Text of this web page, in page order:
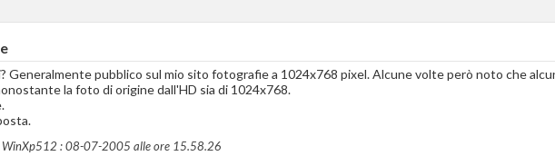
Generalmente pubblico sul mio sito fotografie a 1024x768 pixel. Alcune volte però noto che
la foto di origine dall'HD sia di 1024x768.
WinXp512 : 08-07-2005 alle ore 15.58.26